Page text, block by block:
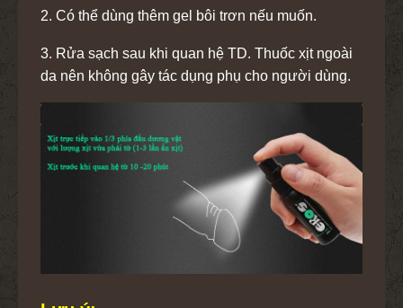
2. Có thể dùng thêm gel bôi trơn nếu muốn.
3. Rửa sạch sau khi quan hệ TD. Thuốc xịt ngoài
da nên không gây tác dụng phụ cho người dùng.